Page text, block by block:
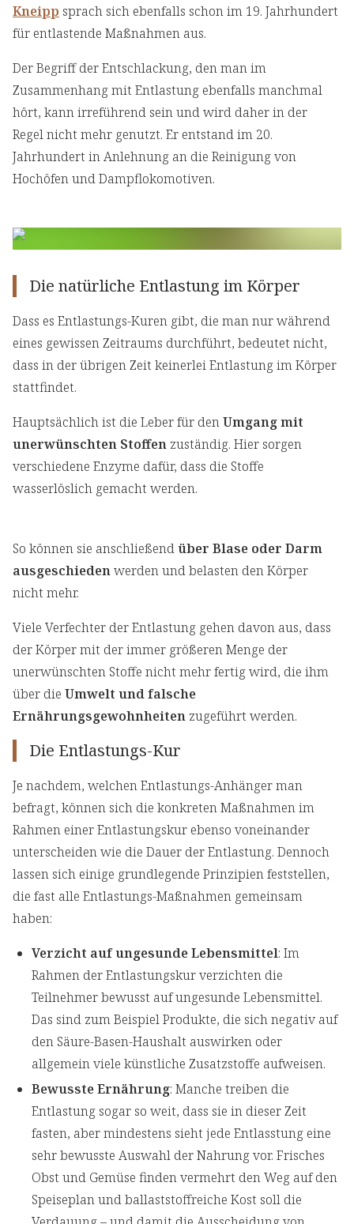
Kneipp sprach sich ebenfalls schon im 19. Jahrhundert
für entlastende Maßnahmen aus.
Der Begriff der Entschlackung, den man im
Zusammenhang mit Entlastung ebenfalls manchmal
hört, kann irreführend sein und wird daher in der
Regel nicht mehr genutzt. Er entstand im 20.
Jahrhundert in Anlehnung an die Reinigung von
Hochöfen und Dampflokomotiven.
Die natürliche Entlastung im Körper
Dass es Entlastungs-Kuren gibt, die man nur während
eines gewissen Zeitraums durchführt, bedeutet nicht,
dass in der übrigen Zeit keinerlei Entlastung im Körper
stattfindet.
Hauptsächlich ist die Leber für denUmgang mit
unerwünschten Stoffen zuständig. Hier sorgen
verschiedene Enzyme dafür, dass die Stoffe
wasserlöslich gemacht werden.
So können sie anschließendüber Blase oder Darm
ausgeschiedenwerden und belasten den Körper
nicht mehr.
Viele Verfechter der Entlastung gehen davon aus, dass
der Körper mit der immer größeren Menge der
unerwünschten Stoffe nicht mehr fertig wird, die ihm
über die Umwelt und falsche
Ernährungsgewohnheiten zugeführt werden.
Die Entlastungs-Kur
Je nachdem, welchen Entlastungs-Anhänger man
befragt, können sich die konkreten Maßnahmen im
Rahmen einer Entlastungskur ebenso voneinander
unterscheiden wie die Dauer der Entlastung. Dennoch
lassen sich einige grundlegende Prinzipien feststellen,
die fast alle Entlastungs-Maßnahmen gemeinsam
haben:
Verzicht auf ungesunde Lebensmittel: Im
Rahmen der Entlastungskur verzichten die
Teilnehmer bewusst auf ungesunde Lebensmittel.
Das sind zum Beispiel Produkte, die sich negativ auf
den Säure-Basen-Haushalt auswirken oder
allgemein viele künstliche Zusatzstoffe aufweisen.
Bewusste Ernährung: Manche treiben die
Entlastung sogar so weit, dass sie in dieser Zeit
fasten, aber mindestens sieht jede Entlasstung eine
sehr bewusste Auswahl der Nahrung vor. Frisches
Obst und Gemüse finden vermehrt den Weg auf den
Speiseplan und ballaststoffreiche Kost soll die